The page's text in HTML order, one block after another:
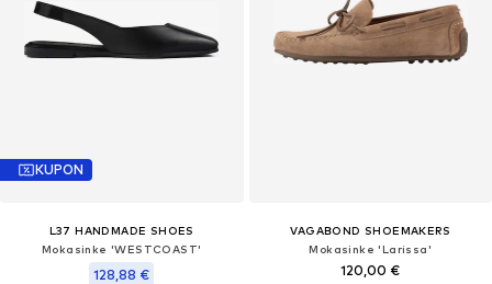
KUPON
L37 HANDMADE SHOES
Mokasinke 'WESTCOAST'
128,88 €
VAGABOND SHOEMAKERS
Mokasinke 'Larissa'
120,00 €